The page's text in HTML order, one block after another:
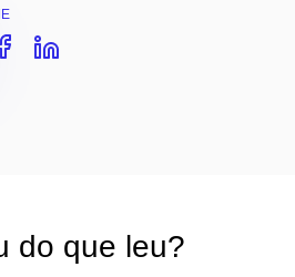
do que leu?